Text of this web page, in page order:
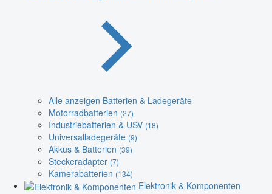
Alle anzeigen Batterien & Ladegeräte
Motorradbatterien (27)
Industriebatterien & USV (18)
Universalladegeräte (9)
Akkus & Batterien (39)
Steckeradapter (7)
Kamerabatterien (134)
Elektronik & Komponenten